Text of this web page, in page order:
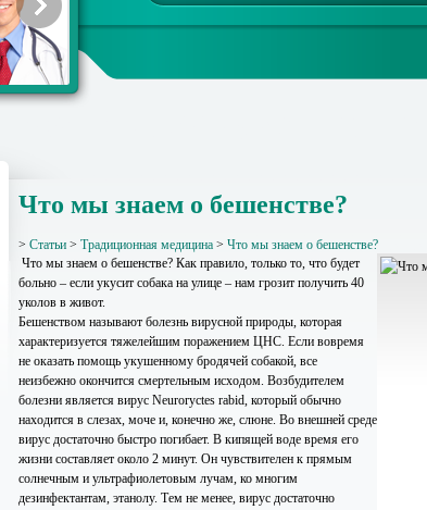
Что мы знаем о бешенстве?
> Статьи > Традиционная медицина > Что мы знаем о бешенстве?
Что мы знаем о бешенстве? Как правило, только то, что будет
больно – если укусит собака на улице – нам грозит получить 40
уколов в живот.
Бешенством называют болезнь вирусной природы, которая
характеризуется тяжелейшим поражением ЦНС. Если вовремя
не оказать помощь укушенному бродячей собакой, все
неизбежно окончится смертельным исходом. Возбудителем
болезни является вирус Neuroryctes rabid, который обычно
находится в слезах, моче и, конечно же, слюне. Во внешней среде
вирус достаточно быстро погибает. В кипящей воде время его
жизни составляет около 2 минут. Он чувствителен к прямым
солнечным и ультрафиолетовым лучам, ко многим
дезинфектантам, этанолу. Тем не менее, вирус достаточно